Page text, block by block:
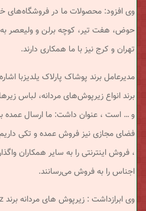
وی افزود: محصولات ما در
حوض، هفت تیر، کوچه برلن و ولیعصر
تهران و کرج نیز با ما همکاری دارند.
مدیرعامل برند پوشاک پارلاک یلدیزبا
برند انواع زیرپوش‌های مردانه، لباس
و … است ، عنوان داشت: ما ارسال عمده
فضای مجازی نیز فروش عمده و تکی داریم
، فروش اینترنتی را به سایر همکاران
اجناس را به فروش می‌رسانند.